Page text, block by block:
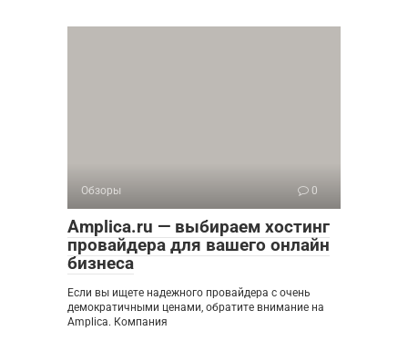
Обзоры 0
Amplica.ru — выбираем хостинг
провайдера для вашего онлайн
бизнеса
Если вы ищете надежного провайдера с очень
демократичными ценами, обратите внимание на
Amplica. Компания